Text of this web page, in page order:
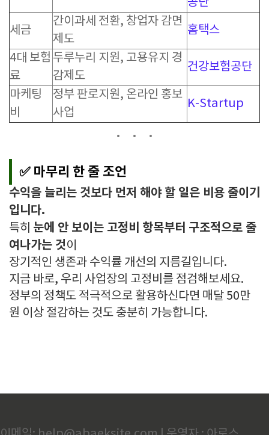
세금
간이과세 전환, 창업자 감면
제도
홈택스
4대 보험
료
두루누리 지원, 고용유지 경
감제도
건강보험공단
마케팅
비
정부 판로지원, 온라인 홍보
사업
K-Startup
✅ 마무리 한 줄 조언
수익을 늘리는 것보다 먼저 해야 할 일은 비용 줄이기
입니다.
특히 눈에 안 보이는 고정비 항목부터 구조적으로 줄
여나가는 것이
장기적인 생존과 수익률 개선의 지름길입니다.
지금 바로, 우리 사업장의 고정비를 점검해보세요.
정부의 정책도 적극적으로 활용하신다면 매달 50만
원 이상 절감하는 것도 충분히 가능합니다.